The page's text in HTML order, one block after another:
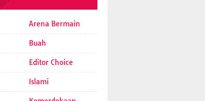
Arena Bermain
Buah
Editor Choice
Islami